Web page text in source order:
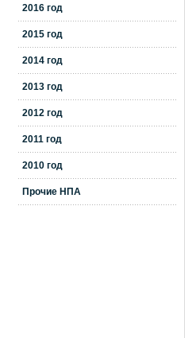
2016 год
2015 год
2014 год
2013 год
2012 год
2011 год
2010 год
Прочие НПА